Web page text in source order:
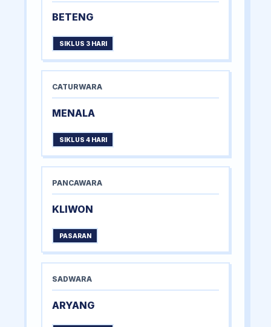
BETENG
SIKLUS 3 HARI
CATURWARA
MENALA
SIKLUS 4 HARI
PANCAWARA
KLIWON
PASARAN
SADWARA
ARYANG